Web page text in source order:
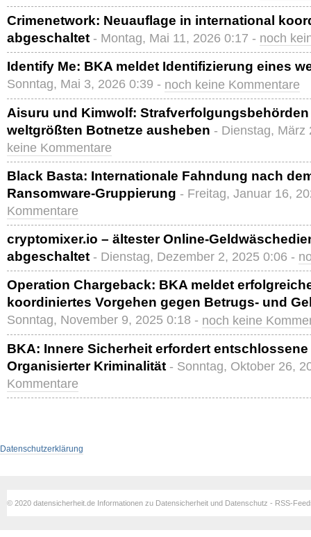
Crimenetwork: Neuauflage in international
abgeschaltet - Montag, Mai 11, 2026 0:17 - noch
Identify Me: BKA meldet Identifizierung eines
Sonntag, Mai 3, 2026 0:39 - noch keine Kommentare
Aisuru und Kimwolf:
weltgrößten Botnetze ausheben - Dienstag,
keine Kommentare
Black Basta: Internationale Fahndung nach
Ransomware-Gruppierung - Freitag, Januar 16,
Kommentare
cryptomixer.io – ältester Online-
abgeschaltet - Dienstag, Dezember 2, 2025 0:06 -
Operation Chargeback: BKA meldet
koordiniertes Vorgehen gegen Betrugs- und
Sonntag, November 9, 2025 0:18 - noch keine
BKA: Innere Sicherheit erfordert
Organisierter Kriminalität - Sonntag, Oktober 26,
Kommentare
Datenschutzerklärung
© 2020 datensicherheit.de Informationen zu Datensicherheit und Datenschutz - RSS-